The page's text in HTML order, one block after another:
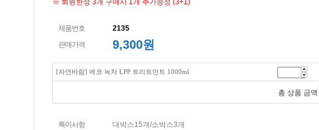
※ 회원한정 3개 구매시 1개 추가증정 (3+1)
제품번호
2135
판매가격
9,300원
[자연바람] 에코 녹차 LPP 트리트먼트 1000ml
총 상품 금액
특이사항 대박스15개/소박스3개